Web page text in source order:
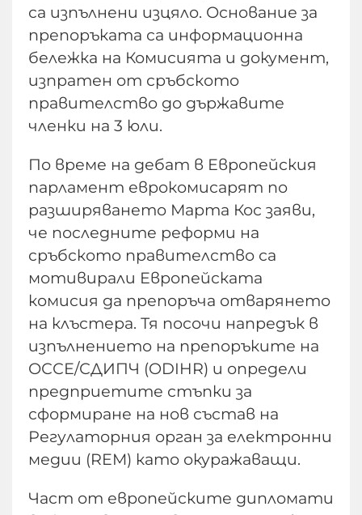
са изпълнени изцяло. Основание за
препоръката са информационна
бележка на Комисията и документ,
изпратен от сръбското
правителство до държавите
членки на 3 юли.
По време на дебат в Европейския
парламент еврокомисарят по
разширяването Марта Кос заяви,
че последните реформи на
сръбското правителство са
мотивирали Европейската
комисия да препоръча отварянето
на клъстера. Тя посочи напредък в
изпълнението на препоръките на
ОССЕ/СДИПЧ (ODIHR) и определи
предприетите стъпки за
сформиране на нов състав на
Регулаторния орган за електронни
медии (REM) като окуражаващи.
Част от европейските дипломати